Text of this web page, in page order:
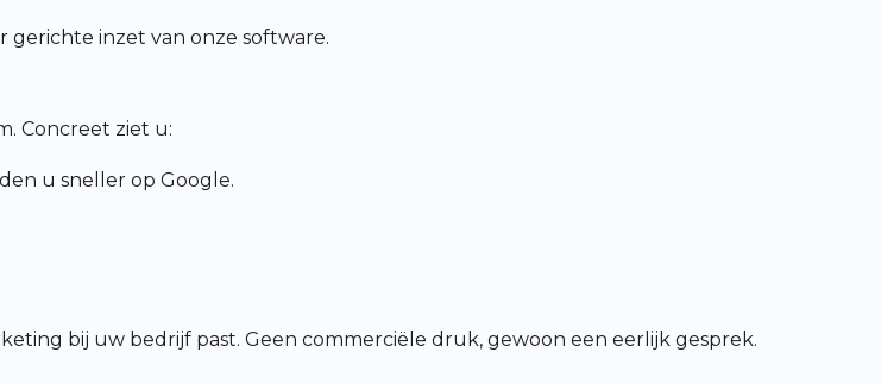
inzet van onze software.
Concreet ziet u:
u sneller op Google.
bij uw bedrijf past. Geen commerciële druk, gewoon een eerlijk gesprek.